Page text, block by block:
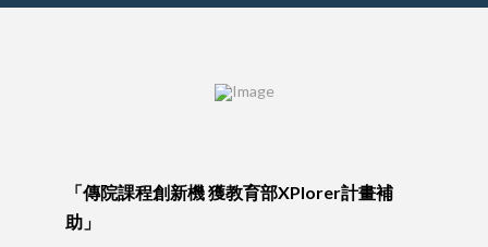
「傳院課程創新機 獲教育部XPlorer計畫補
助」